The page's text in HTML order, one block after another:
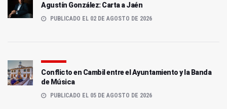
Agustín González: Carta a Jaén
PUBLICADO EL 02 DE AGOSTO DE 2026
Conflicto en Cambil entre el Ayuntamiento y la Banda
de Música
PUBLICADO EL 05 DE AGOSTO DE 2026